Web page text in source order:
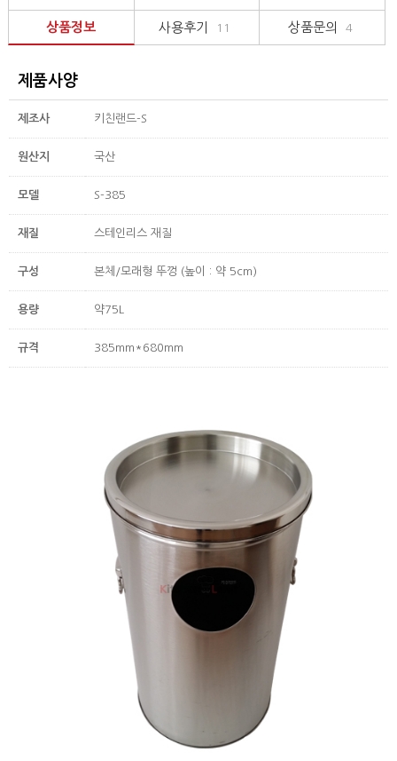
상품정보 사용후기 11 상품문의 4
제품사양
제조사 키친랜드-S
원산지 국산
모델 S-385
재질 스테인리스 재질
구성 본체/모래형 뚜껑 (높이 : 약 5cm)
용량 약75L
규격 385mm*680mm